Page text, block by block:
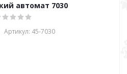
автомат 7030
Артикул: 45-7030